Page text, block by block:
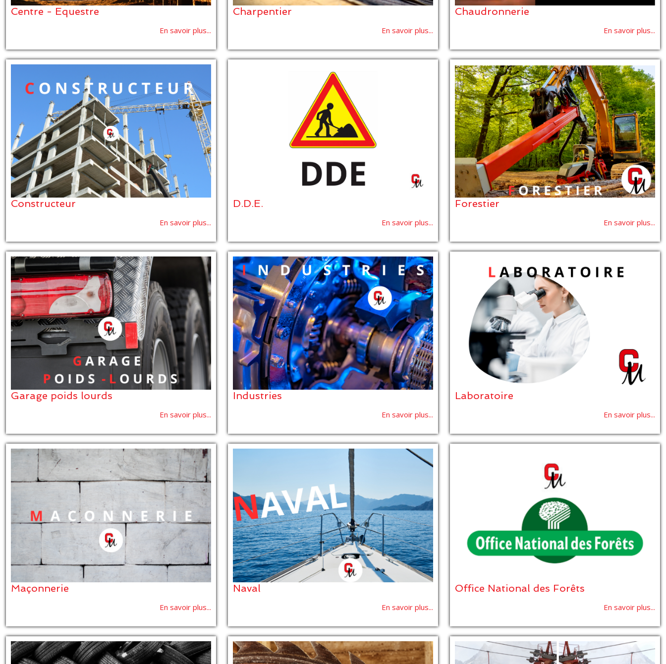
Centre - Equestre
En savoir plus...
Charpentier
En savoir plus...
Chaudronnerie
En savoir plus...
Constructeur
En savoir plus...
D.D.E.
En savoir plus...
Forestier
En savoir plus...
Garage poids lourds
En savoir plus...
Industries
En savoir plus...
Laboratoire
En savoir plus...
Maçonnerie
En savoir plus...
Naval
En savoir plus...
Office National des Forêts
En savoir plus...